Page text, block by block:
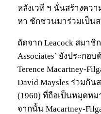
หลังเวที ฯ นั่นสร้างคว
หา ชักชวนมาร่วมเป็นส
ถัดจาก Leacock สมาชิ
Associates’ ยังประกอบ
Terence Macartney-
David Maysles ร่วมกัน
(1960) ที่ถือเป็นหมุดห
จากนั้น Macartney-